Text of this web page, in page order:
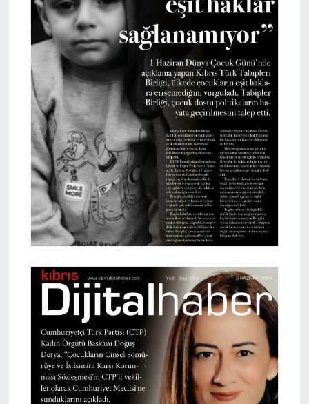
SPOR
TATLISU
TEKNOLOJİ
TİCARET
YAŞAM